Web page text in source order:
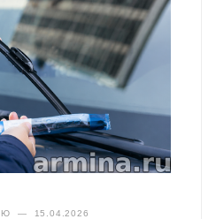
— 15.04.2026